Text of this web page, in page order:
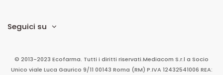
Seguici su
© 2013-2023 Ecofarma. Tutti i diritti riservati.Mediacom S.r.l a Socio
Unico viale Luca Gaurico 9/11 00143 Roma (RM) P.IVA 12432541006 REA: